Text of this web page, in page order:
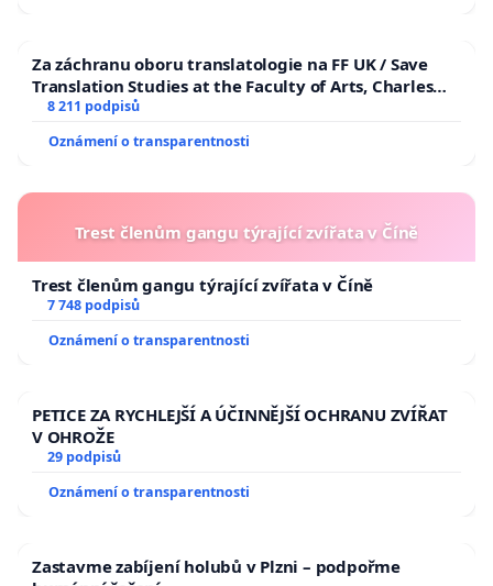
Za záchranu oboru translatologie na FF UK / Save
Translation Studies at the Faculty of Arts, Charles
University
8 211 podpisů
Oznámení o transparentnosti
Trest členům gangu týrající zvířata v Číně
Trest členům gangu týrající zvířata v Číně
7 748 podpisů
Oznámení o transparentnosti
PETICE ZA RYCHLEJŠÍ A ÚČINNĚJŠÍ OCHRANU ZVÍŘAT
V OHROŽE
29 podpisů
Oznámení o transparentnosti
Zastavme zabíjení holubů v Plzni – podpořme